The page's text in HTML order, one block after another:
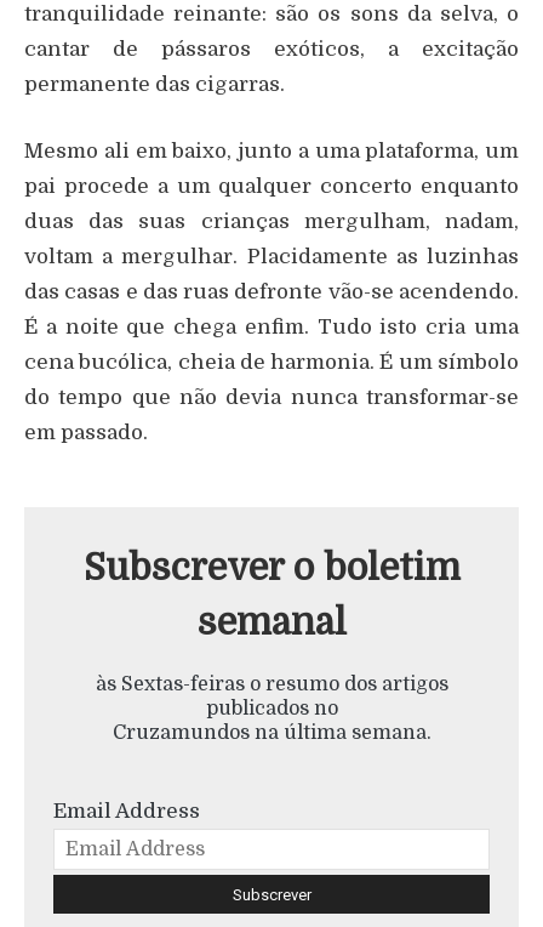
tranquilidade reinante: são os sons da selva, o
cantar de pássaros exóticos, a excitação
permanente das cigarras.
Mesmo ali em baixo, junto a uma plataforma, um
pai procede a um qualquer concerto enquanto
duas das suas crianças mergulham, nadam,
voltam a mergulhar. Placidamente as luzinhas
das casas e das ruas defronte vão-se acendendo.
É a noite que chega enfim. Tudo isto cria uma
cena bucólica, cheia de harmonia. É um símbolo
do tempo que não devia nunca transformar-se
em passado.
Subscrever o boletim
semanal
às Sextas-feiras o resumo dos artigos
publicados no
Cruzamundos na última semana.
Email Address